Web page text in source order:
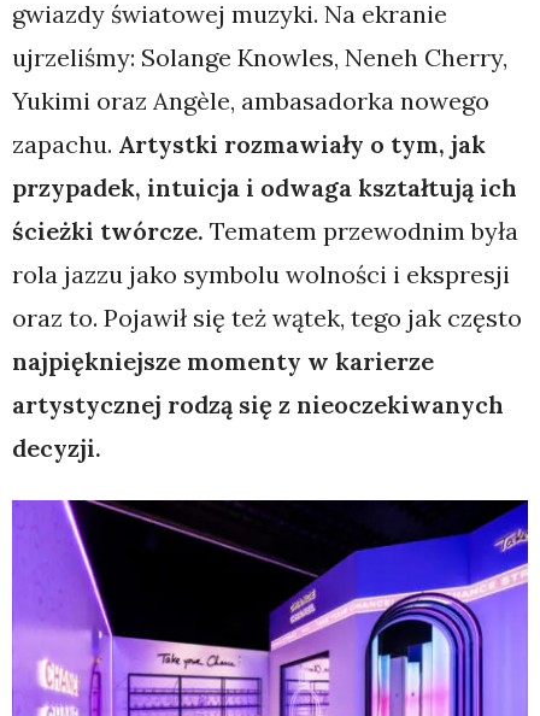
gwiazdy światowej muzyki. Na ekranie
ujrzeliśmy: Solange Knowles, Neneh Cherry,
Yukimi oraz Angèle, ambasadorka nowego
zapachu. Artystki rozmawiały o tym, jak
przypadek, intuicja i odwaga kształtują ich
ścieżki twórcze. Tematem przewodnim była
rola jazzu jako symbolu wolności i ekspresji
oraz to. Pojawił się też wątek, tego jak często
najpiękniejsze momenty w karierze
artystycznej rodzą się z nieoczekiwanych
decyzji.